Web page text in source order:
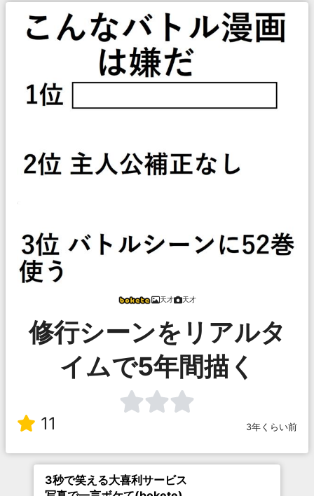
天才 天才
修行シーンをリアルタ
イムで5年間描く
11 3年くらい前
3秒で笑える大喜利サービス